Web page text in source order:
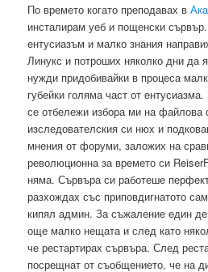
По времето когато преподавах в
инсталирам уеб и пощенски
ентусиазъм и малко знания
Линукс и потроших няколко дни да
нужди придобивайки в процеса
губейки голяма част от
се отбележи избора ми на файлова
изследователския си нюх и
мнения от форуми, заложих на
революционна за времето си
няма. Сървъра си работеше
разхождах със приповдигнатото
кипял админ. За съжаление един
още малко нещата и след като
че рестартирах сървъра. След
посрещнат от съобщението, че на